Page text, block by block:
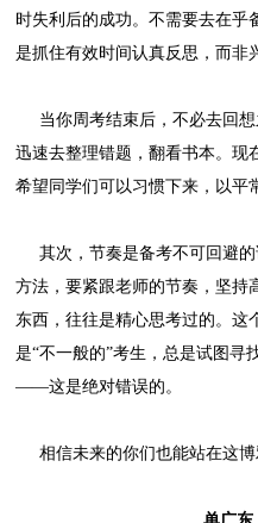
时失利后的成功。不需要去在乎
是抓住有效时间认真反思，而非
当你周考结束后，不必去回想
迅速去整理错题，翻看书本。现
希望同学们可以习惯下来，以平
其次，节奏是备考不可回避的
方法，要紧跟老师的节奏，坚持
东西，往往是精心思考过的。这
是“不一般的”考生，总是试图寻
——这是绝对错误的。
相信未来的你们也能站在这博